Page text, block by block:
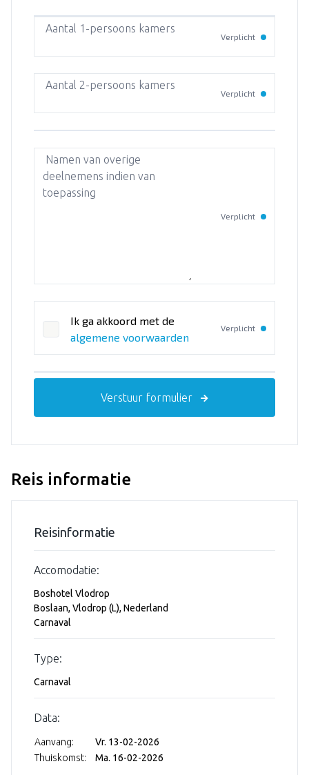
Aantal 1-persoons kamers
Verplicht
Aantal 2-persoons kamers
Verplicht
Namen van overige
deelnemens indien van
toepassing
Verplicht
Ik ga akkoord met de
algemene voorwaarden
Verplicht
Verstuur formulier
Reis informatie
Reisinformatie
Accomodatie:
Boshotel Vlodrop
Boslaan, Vlodrop (L), Nederland
Carnaval
Type:
Carnaval
Data:
Aanvang:
Vr. 13-02-2026
Thuiskomst:
Ma. 16-02-2026